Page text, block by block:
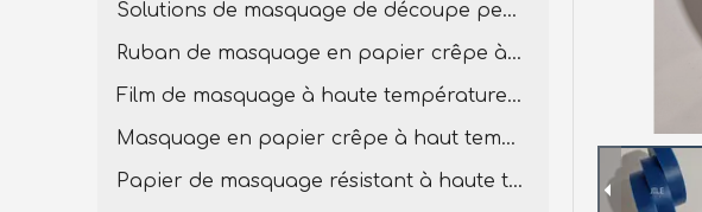
Solutions de masquage de découpe personnalisées
Ruban de masquage en papier crêpe à haut tempête
Film de masquage à haute température pour la peinture
Masquage en papier crêpe à haut tempête
Papier de masquage résistant à haute température